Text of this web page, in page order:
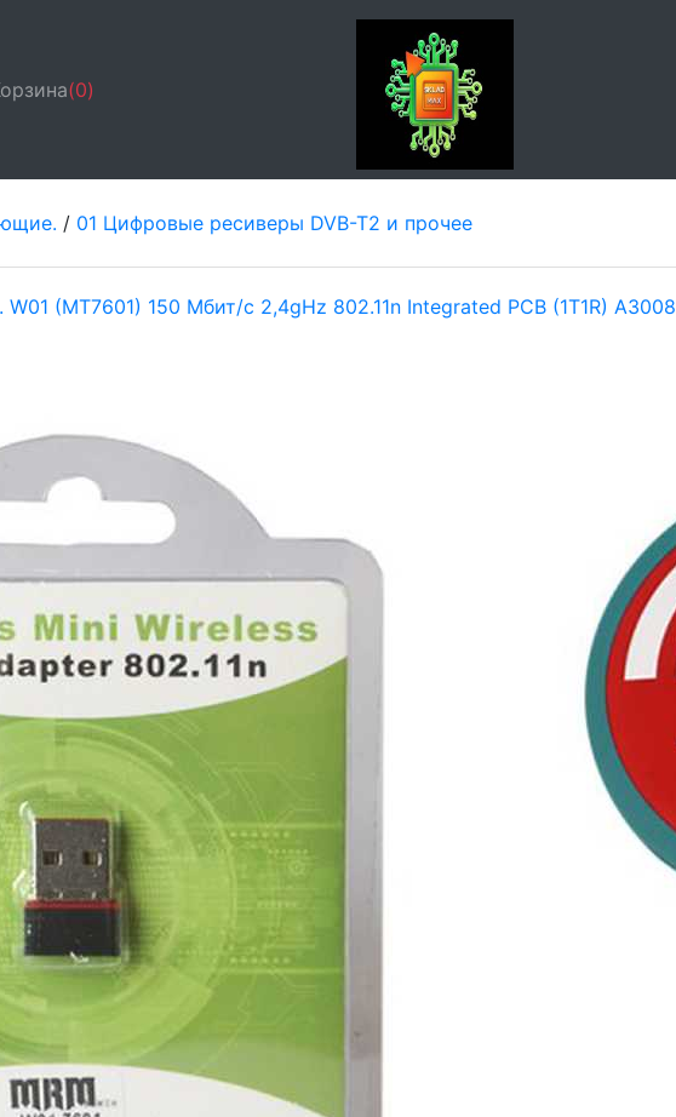
(0)
/ 01 Цифровые ресиверы DVB-T2 и прочее
(MT7601) 150 Мбит/с 2,4gHz 802.11n Integrated PCB (1T1R) A3008